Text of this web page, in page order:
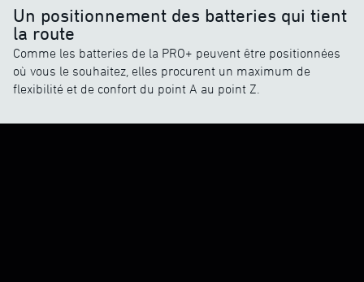
Un positionnement des batteries qui tient
la route
Comme les batteries de la PRO+ peuvent être positionnées
où vous le souhaitez, elles procurent un maximum de
flexibilité et de confort du point A au point Z.